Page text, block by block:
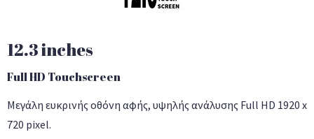
12.3 inches
Full HD Touchscreen
Μεγάλη ευκρινής οθόνη αφής, υψηλής ανάλυσης Full HD 1920 x
720 pixel.